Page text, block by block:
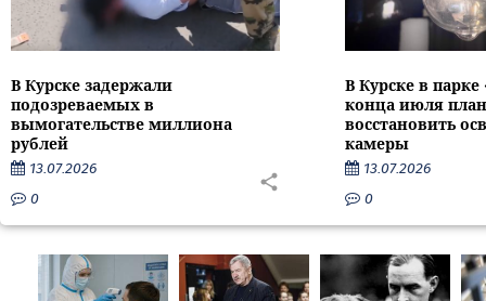
В Курске задержали
подозреваемых в
вымогательстве миллиона
рублей
13.07.2026
0
В Курске в
конца июля
восстановить
камеры
13.07.2026
0